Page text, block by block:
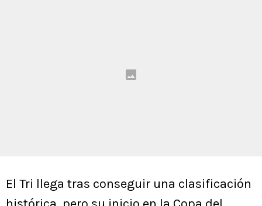
El Tri llega tras conseguir una clasificación